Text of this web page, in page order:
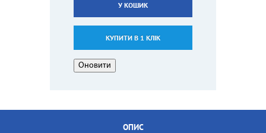
У КОШИК
КУПИТИ В 1 КЛІК
ОПИС